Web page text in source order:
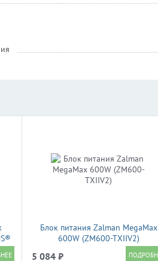
Блок питания Zalman MegaMax
600W (ZM600-TXIIV2)
5 084 ₽